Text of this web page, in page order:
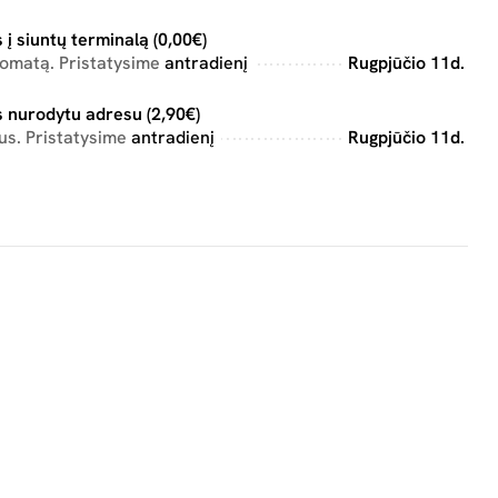
į siuntų terminalą (0,00€)
Pristatysime antradienį Rugpjūčio 11d.
nurodytu adresu (2,90€)
Pristatysime antradienį Rugpjūčio 11d.